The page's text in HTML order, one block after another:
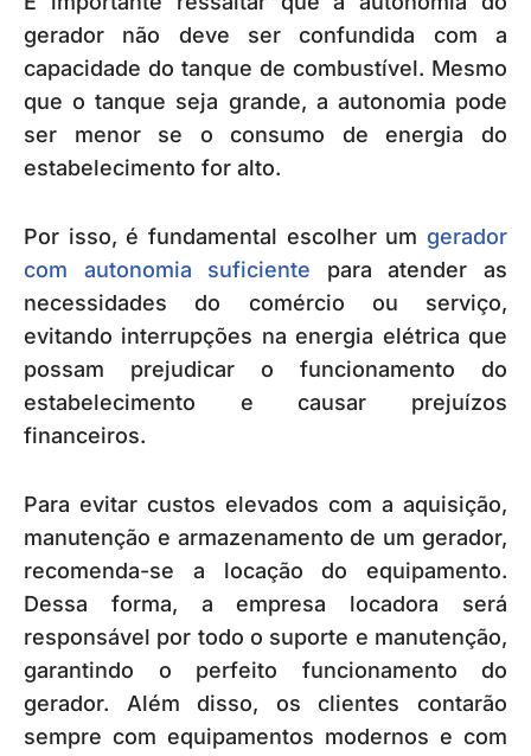
gerador não deve ser confundida com a
capacidade do tanque de combustível. Mesmo
que o tanque seja grande, a autonomia pode
ser menor se o consumo de energia do
estabelecimento for alto.
Por isso, é fundamental escolher um gerador
com autonomia suficiente para atender as
necessidades do comércio ou serviço,
evitando interrupções na energia elétrica que
possam prejudicar o funcionamento do
estabelecimento e causar prejuízos
financeiros.
Para evitar custos elevados com a aquisição,
manutenção e armazenamento de um gerador,
recomenda-se a locação do equipamento.
Dessa forma, a empresa locadora será
responsável por todo o suporte e manutenção,
garantindo o perfeito funcionamento do
gerador. Além disso, os clientes contarão
sempre com equipamentos modernos e com